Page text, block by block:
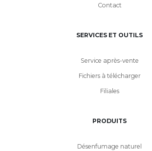
Contact
SERVICES ET OUTILS
Service après-vente
Fichiers à télécharger
Filiales
PRODUITS
Désenfumage naturel